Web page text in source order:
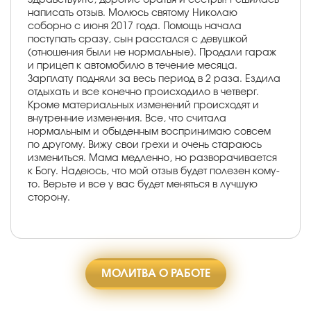
написать отзыв. Молюсь святому Николаю
соборно с июня 2017 года. Помощь начала
поступать сразу, сын расстался с девушкой
(отношения были не нормальные). Продали гараж
и прицеп к автомобилю в течение месяца.
Зарплату подняли за весь период в 2 раза. Ездила
отдыхать и все конечно происходило в четверг.
Кроме материальных изменений происходят и
внутренние изменения. Все, что считала
нормальным и обыденным воспринимаю совсем
по другому. Вижу свои грехи и очень стараюсь
измениться. Мама медленно, но разворачивается
к Богу. Надеюсь, что мой отзыв будет полезен кому-
то. Верьте и все у вас будет меняться в лучшую
сторону.
МОЛИТВА О РАБОТЕ